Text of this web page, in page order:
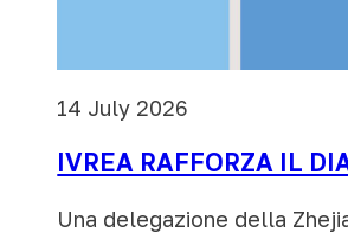
14 July 2026
IVREA RAFFORZA IL
Una delegazione della